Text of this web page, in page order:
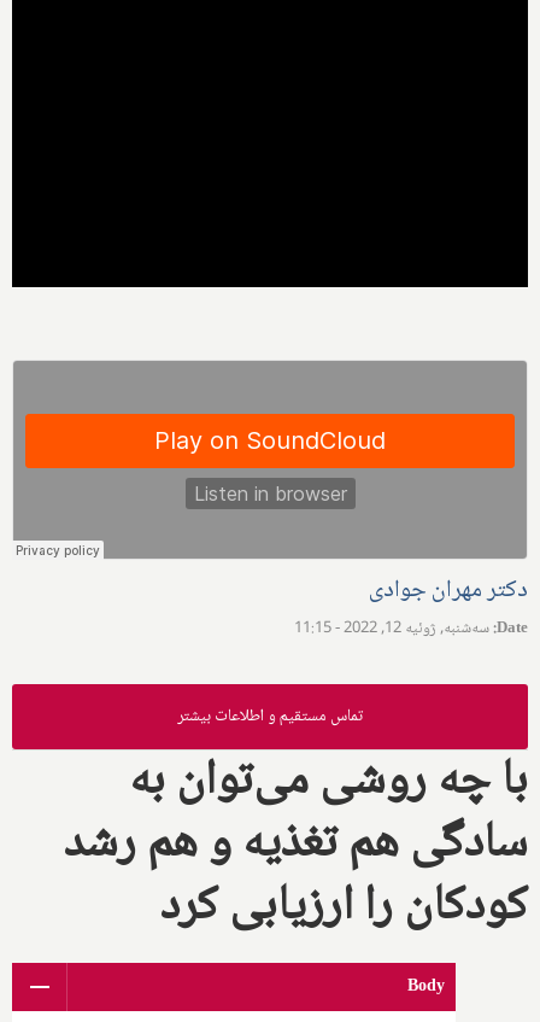
دکتر مهران جوادی
Date
:سه‌شنبه, ژوئیه 12, 2022 - 11:15
تماس مستقیم و اطلاعات بیشتر
با چه روشی می‌توان به
سادگی هم تغذیه و هم رشد
کودکان را ارزیابی کرد
Body